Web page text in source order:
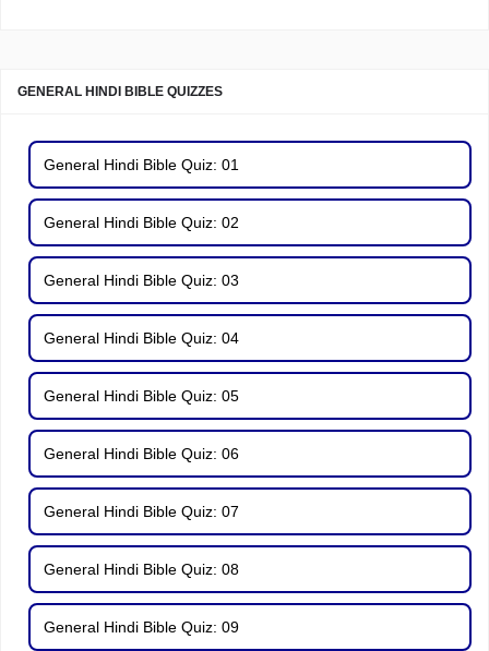
GENERAL HINDI BIBLE QUIZZES
General Hindi Bible Quiz: 01
General Hindi Bible Quiz: 02
General Hindi Bible Quiz: 03
General Hindi Bible Quiz: 04
General Hindi Bible Quiz: 05
General Hindi Bible Quiz: 06
General Hindi Bible Quiz: 07
General Hindi Bible Quiz: 08
General Hindi Bible Quiz: 09